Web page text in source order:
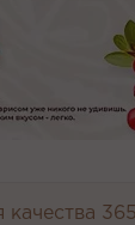
качества